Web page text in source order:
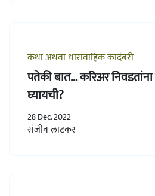
कथा अथवा धारावाहिक कादंबरी
पतेकी बात... करिअर
घ्यायची?
28 Dec. 2022
संजीव लाटकर